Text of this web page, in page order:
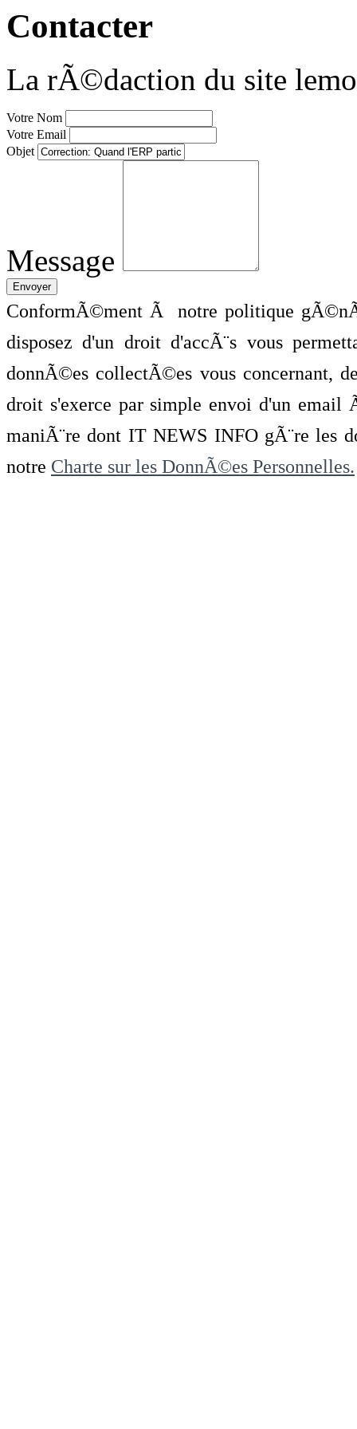
Contacter
La rÃ©daction du site
Votre Nom
Votre Email
Objet
Message
ConformÃ©ment Ã notre politique
disposez d'un droit d'accÃ¨s vous
donnÃ©es collectÃ©es vous concernant,
droit s'exerce par simple envoi d'un
maniÃ¨re dont IT NEWS INFO gÃ¨re les
notre Charte sur les DonnÃ©es Personnelles.